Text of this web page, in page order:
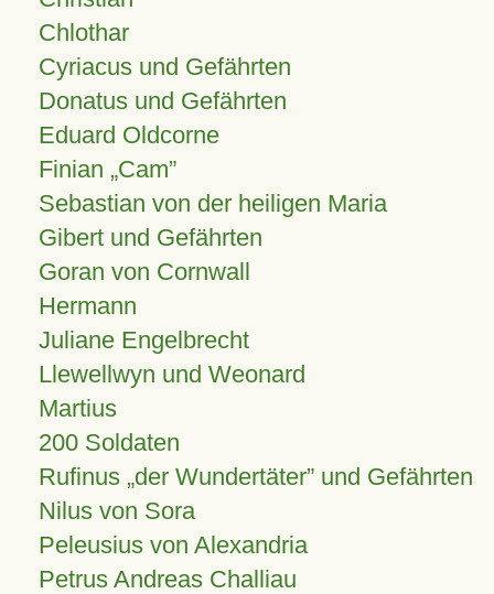
Chlothar
Cyriacus und Gefährten
Donatus und Gefährten
Eduard Oldcorne
Finian Cam
Sebastian von der heiligen Maria
Gibert und Gefährten
Goran von Cornwall
Hermann
Juliane Engelbrecht
Llewellwyn und Weonard
Martius
200 Soldaten
Rufinus „der Wundertäter” und Gefährten
Nilus von Sora
Peleusius von Alexandria
Petrus Andreas Challiau